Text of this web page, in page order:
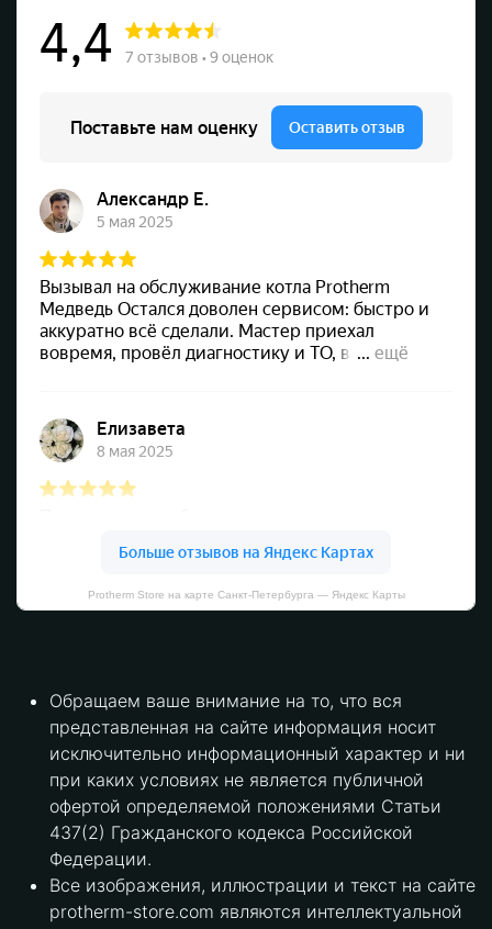
Protherm Store на карте Санкт‑Петербурга — Яндекс Карты
Обращаем ваше внимание на то, что вся
представленная на сайте информация носит
исключительно информационный характер и ни
при каких условиях не является публичной
офертой определяемой положениями Статьи
437(2) Гражданского кодекса Российской
Федерации.
Все изображения, иллюстрации и текст на сайте
protherm-store.com являются интеллектуальной